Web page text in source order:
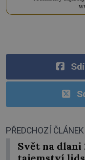
PŘEDCHOZÍ ČLÁNEK
Svět na